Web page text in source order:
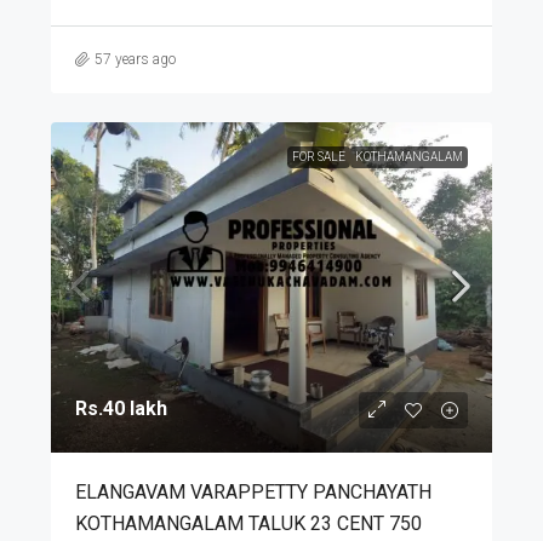
57 years ago
FOR SALE KOTHAMANGALAM
Rs.40 lakh
ELANGAVAM VARAPPETTY PANCHAYATH
KOTHAMANGALAM TALUK 23 CENT 750